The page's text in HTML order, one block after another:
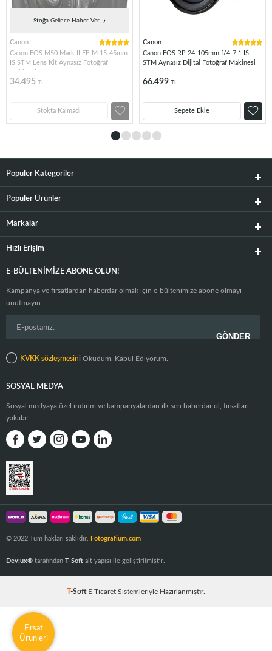
Stoğa Gelince Haber Ver
Canon
Canon EOS M50 Mark II EF-M 15-45mm
IS STM Lens Kit Aynasız Fotoğraf
34.495 TL
Stokta Kalmadı
Canon
Canon EOS RP 24-105mm f/4-7.1 IS
STM Aynasız Dijital Fotoğraf Makinesi
66.499 TL
Sepete Ekle
Popüler Kategoriler
Popüler Ürünler
Markalar
Hızlı Erişim
E-BÜLTENIMIZE ABONE OLUN!
Kampanya ve fırsatlardan haberdar olmak için e-bültenimize abone olmayı
unutmayın.
KVKK sözleşmesini Okudum, Kabul Ediyorum.
SOSYAL MEDYA
Sosyal medyaya özel indirim ve kampanyalardan ilk sen haberdar ol, fırsatları
yakala!
© 2022 Tüm hakları saklıdır. Fotografium.com
Dev:ux® tarafından T-Soft alt yapısı ile geliştirilmiştir.
-Soft E-Ticaret Sistemleriyle Hazırlanmıştır.
Fırsat
Ürünleri